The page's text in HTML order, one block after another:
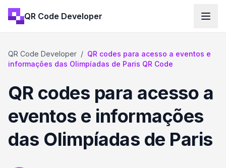
QR Code Developer
QR Code Developer / QR codes para acesso a eventos e
informações das Olimpíadas de Paris QR Code
QR codes para acesso a
eventos e informações
das Olimpíadas de Paris